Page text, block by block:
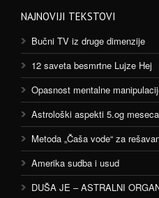
NAJNOVIJI TEKSTOVI
Bučni TV iz druge dimenzije
12 saveta besmrtne Lujze Hej
Opasnost mentalne
Astrološki aspekti 5.og
Metoda „Čaša vode“ za
Amerika sudba i usud
DUŠA JE – ASTRALNI